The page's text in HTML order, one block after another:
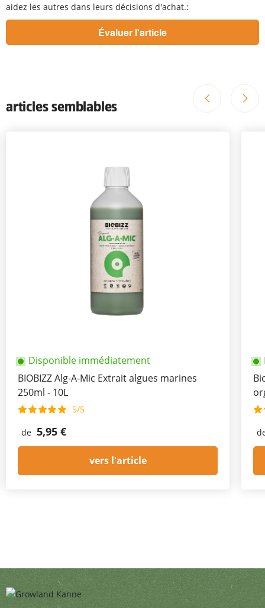
aidez les autres dans leurs décisions d'achat.:
articles semblables
Disponible immédiatement
BIOBIZZ Alg-A-Mic Extrait algues marines
250ml - 10L
5/5
de 5,95 €
vers l'article